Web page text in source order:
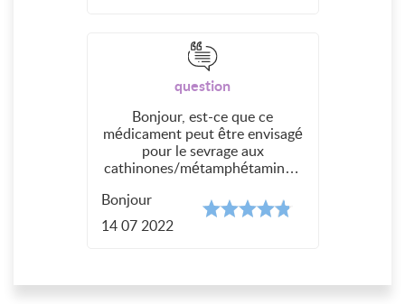
question
Bonjour, est-ce que ce
médicament peut être envisagé
pour le sevrage aux
cathinones/métamphétamines,
même famille de médicaments ?
Aussi faut il une ordonnance
pour l'achat de zyban sur votre
Bonjour
14 07 2022